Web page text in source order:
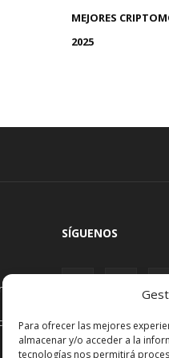
Para ofrecer las mejores
almacenar y/o acceder a la
tecnologías nos permitirá
MEJORES
2025
SÍGUENOS